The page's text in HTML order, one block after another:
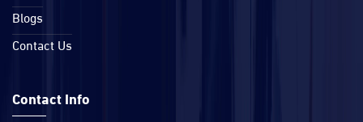
Blogs
Contact Us
Contact Info